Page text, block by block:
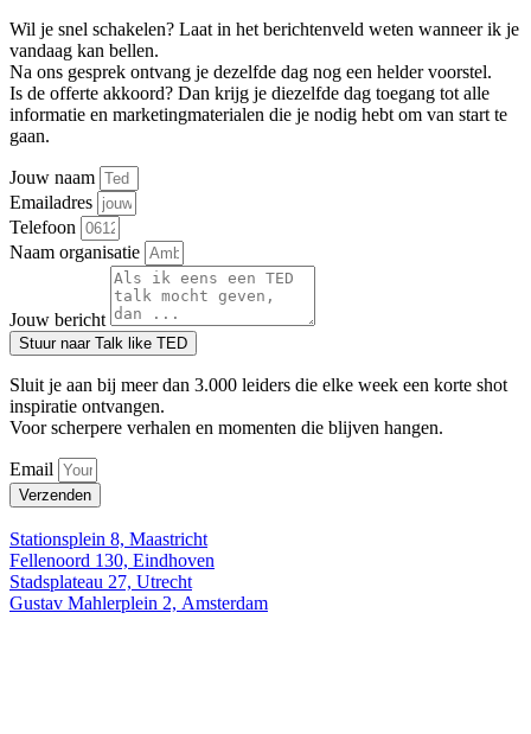
Wil je snel schakelen? Laat in het berichtenveld weten wanneer ik je
vandaag kan bellen.
Na ons gesprek ontvang je dezelfde dag nog een helder voorstel.
Is de offerte akkoord? Dan krijg je diezelfde dag toegang tot alle
informatie en marketingmaterialen die je nodig hebt om van start te
gaan.
Jouw naam
Emailadres
Telefoon
Naam organisatie
Jouw bericht
Stuur naar Talk like TED
Sluit je aan bij meer dan 3.000 leiders die elke week een korte shot
inspiratie ontvangen.
Voor scherpere verhalen en momenten die blijven hangen.
Email
Verzenden
Stationsplein 8, Maastricht
Fellenoord 130, Eindhoven
Stadsplateau 27, Utrecht
Gustav Mahlerplein 2, Amsterdam